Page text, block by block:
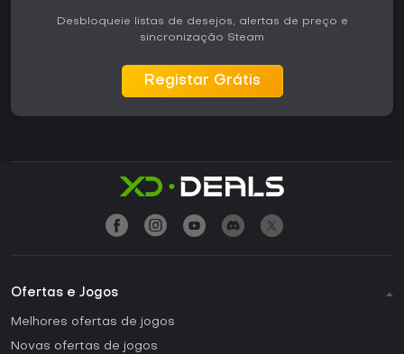
Desbloqueie listas de desejos, alertas de preço e
sincronização Steam
Registar Grátis
Ofertas e Jogos
Melhores ofertas de jogos
Novas ofertas de jogos